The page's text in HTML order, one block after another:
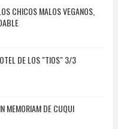
CHICOS MALOS VEGANOS,
DE LOS "TIOS" 3/3
MEMORIAM DE CUQUI